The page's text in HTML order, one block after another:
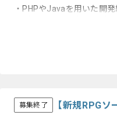
・PHPやJavaを用いた開
募集終了 【新規RPG